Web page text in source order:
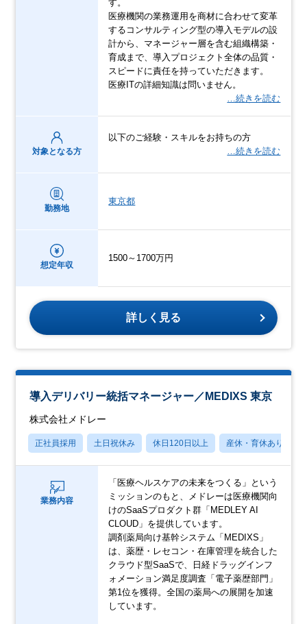
す。
医療機関の業務運用を商材に合わせて変革
するコンサルティング型の導入モデルの設
計から、マネージャー層を含む組織構築・
育成まで、導入プロジェクト全体の品質・
スピードに責任を持っていただきます。
医療ITの詳細知識は問いません。
…続きを読む
対象となる方
以下のご経験・スキルをお持ちの方
…続きを読む
勤務地
東京都
想定年収
1500～1700万円
詳しく見る
導入デリバリー統括マネージャー／MEDIXS 東京
株式会社メドレー
正社員採用 土日祝休み 休日120日以上 産休・育休あり
業務内容
「医療ヘルスケアの未来をつくる」という
ミッションのもと、メドレーは医療機関向
けのSaaSプロダクト群「MEDLEY AI
CLOUD」を提供しています。
調剤薬局向け基幹システム「MEDIXS」
は、薬歴・レセコン・在庫管理を統合した
クラウド型SaaSで、日経ドラッグインフ
ォメーション満足度調査「電子薬歴部門」
第1位を獲得。全国の薬局への展開を加速
しています。